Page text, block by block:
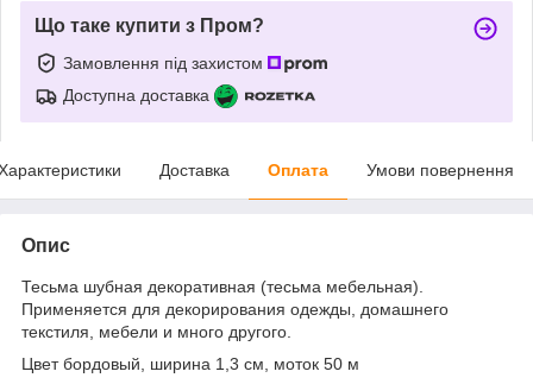
Що таке купити з Пром?
Замовлення під захистом
Доступна доставка
Доставка Оплата Умови повернення
Опис
Тесьма шубная декоративная (тесьма мебельная).
Применяется для декорирования одежды, домашнего
текстиля, мебели и много другого.
Цвет бордовый, ширина 1,3 см, моток 50 м